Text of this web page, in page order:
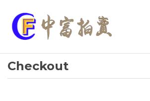
Checkout